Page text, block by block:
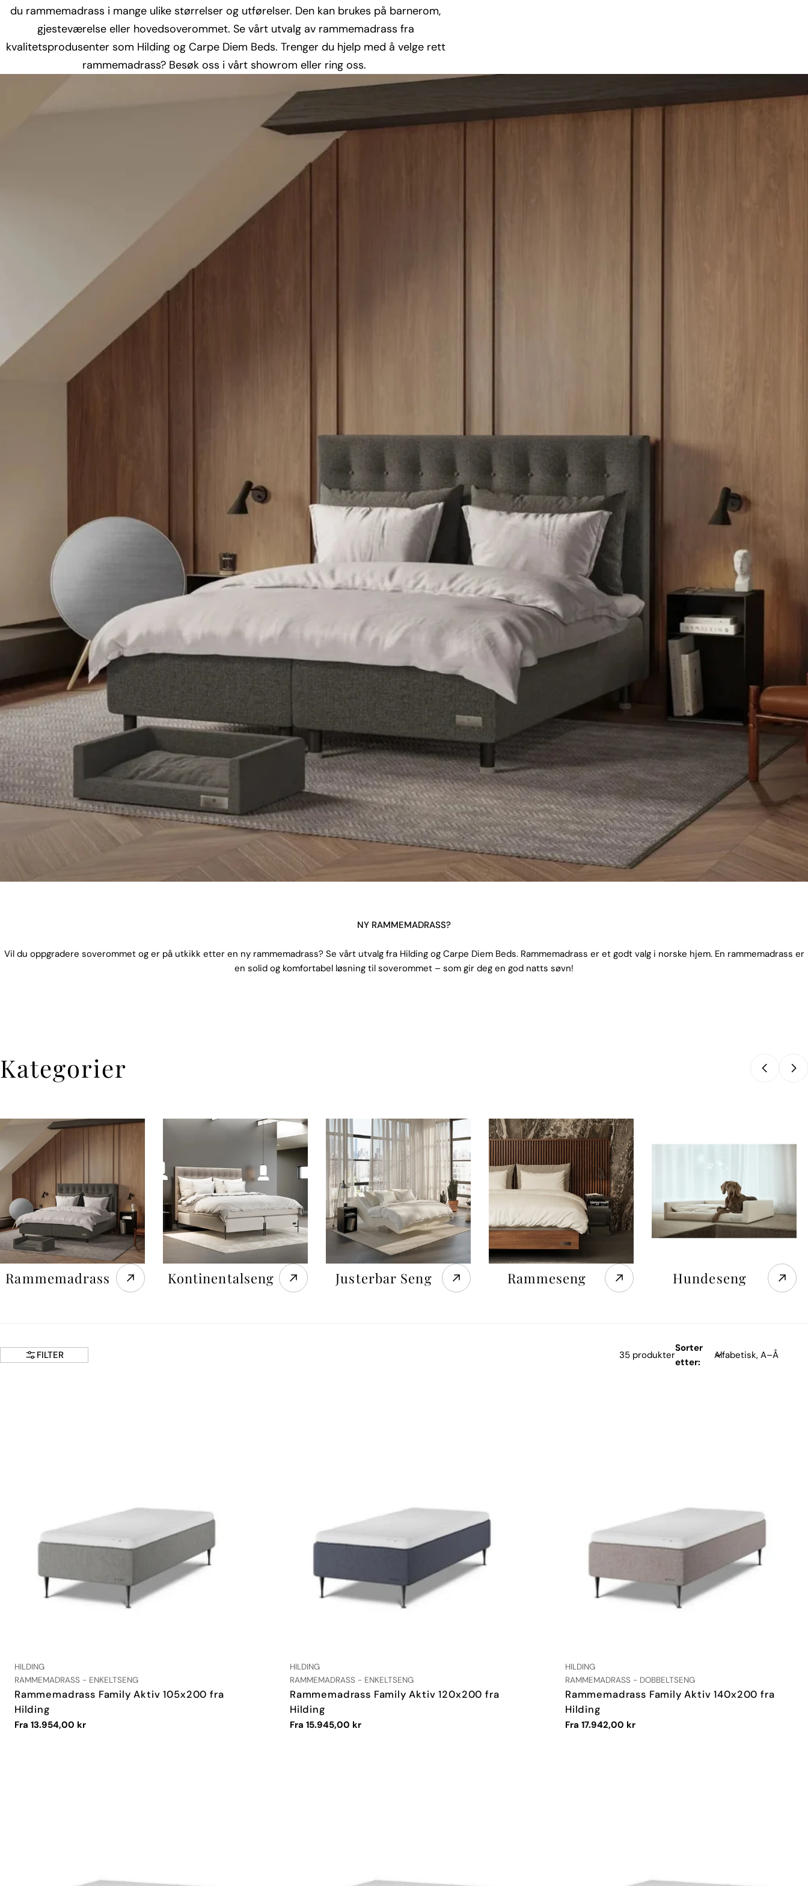
l
i
n
g
:
du rammemadrass i mange ulike størrelser og utførelser. Den kan brukes på barnerom,
gjesteværelse eller hovedsoverommet. Se vårt utvalg av rammemadrass fra
kvalitetsprodusenter som Hilding og Carpe Diem Beds. Trenger du hjelp med å velge rett
rammemadrass? Besøk oss i vårt showrom eller ring oss.
NY RAMMEMADRASS?
Vil du oppgradere soverommet og er på utkikk etter en ny rammemadrass? Se vårt utvalg fra Hilding og Carpe Diem Beds. Rammemadrass er et godt valg i norske hjem. En rammemadrass er
en solid og komfortabel løsning til soverommet – som gir deg en god natts søvn!
Kategorier
Rammemadrass Kontinentalseng Justerbar Seng Rammeseng Hundeseng
FILTER 35 produkter
Sorter
etter:
LEVERANDØR:
HILDING
TYPE:
RAMMEMADRASS - ENKELTSENG
Rammemadrass Family Aktiv 105x200 fra
Hilding
Vanlig
Fra 13.954,00 kr
LEVERANDØR:
HILDING
TYPE:
RAMMEMADRASS - ENKELTSENG
Rammemadrass Family Aktiv 120x200 fra
Hilding
Vanlig
Fra 15.945,00 kr
LEVERANDØR:
HILDING
TYPE:
RAMMEMADRASS - DOBBELTSENG
Rammemadrass Family Aktiv 140x200 fra
Hilding
Vanlig
Fra 17.942,00 kr